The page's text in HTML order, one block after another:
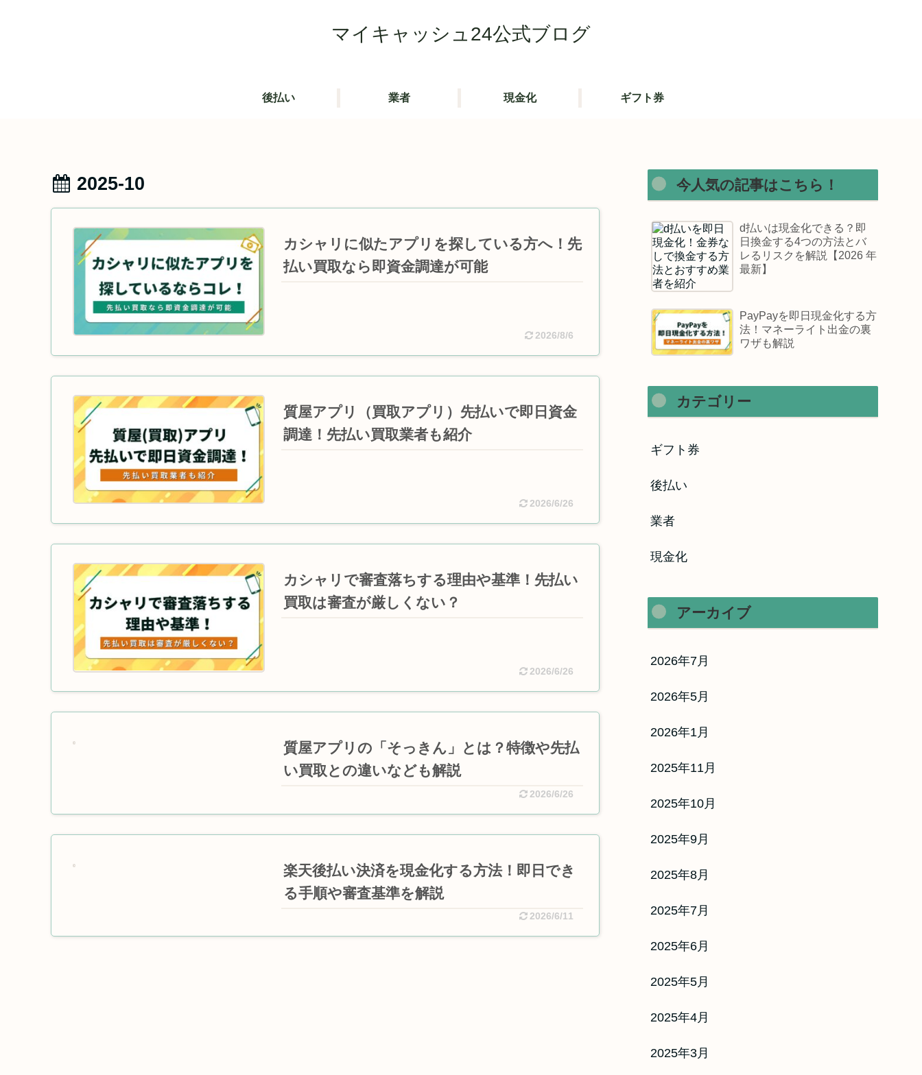
マイキャッシュ24公式ブログ
後払い 業者 現金化 ギフト券
2025-10
カシャリに似たアプリを探している方へ！先
払い買取なら即資金調達が可能
2026/8/6
質屋アプリ（買取アプリ）先払いで即日資金
調達！先払い買取業者も紹介
2026/6/26
カシャリで審査落ちする理由や基準！先払い
買取は審査が厳しくない？
2026/6/26
質屋アプリの「そっきん」とは？特徴や先払
い買取との違いなども解説
2026/6/26
楽天後払い決済を現金化する方法！即日でき
る手順や審査基準を解説
2026/6/11
今人気の記事はこちら！
d払いは現金化できる？即
日換金する4つの方法とバ
レるリスクを解説【2026 年
最新】
PayPayを即日現金化する方
法！マネーライト出金の裏
ワザも解説
カテゴリー
ギフト券
後払い
業者
現金化
アーカイブ
2026年7月
2026年5月
2026年1月
2025年11月
2025年10月
2025年9月
2025年8月
2025年7月
2025年6月
2025年5月
2025年4月
2025年3月